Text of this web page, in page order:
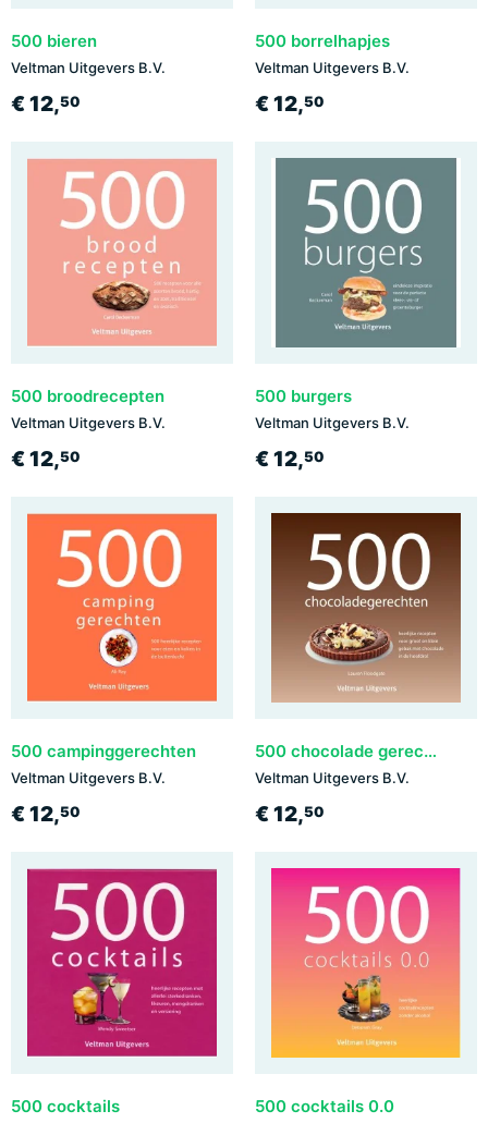
500 bieren
Veltman Uitgevers B.V.
€ 12,50
500 borrelhapjes
Veltman Uitgevers B.V.
€ 12,50
500 broodrecepten
Veltman Uitgevers B.V.
€ 12,50
500 burgers
Veltman Uitgevers B.V.
€ 12,50
500 campinggerechten
Veltman Uitgevers B.V.
€ 12,50
500 chocolade gerechten
Veltman Uitgevers B.V.
€ 12,50
500 cocktails 500 cocktails 0.0